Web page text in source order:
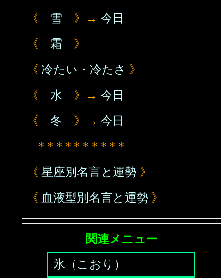
《 雪 》→ 今日
《 霜 》
《 冷たい・冷たさ 》
《 水 》→ 今日
《 冬 》→ 今日
* * * * * * * * * *
《 星座別名言と運勢 》
《 血液型別名言と運勢 》
関連メニュー
氷（こおり）